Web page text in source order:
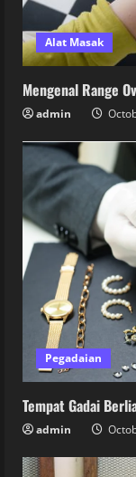
Alat Masak
Mengenal Range
admin
Pegadaian
Tempat Gadai
admin